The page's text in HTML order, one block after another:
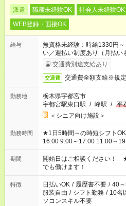
派遣 職種未経験OK 社会人未経験OK
WEB登録・面接OK
給与
無資格未経験：時給1330
い／週払い制度あり（月払い
完了次第のお支払いとなりま
交通費別途支給あり
交通費 交通費全額支給※規
勤務地
栃木県宇都宮市
宇都宮駅東口駅 / 峰駅 / 平
＜シニア向け施設＞
勤務時間
★1日5時間～の時短シフトOK ★スタート時間選べます！ 7:00～
16:00 9:00～17:00 11:00～19:00 な
場合、他のお仕事と合わせ
ん ※法令に基づき、週20時
となります ※労働者派遣法（
短時間・短期間の就業はご案
期間
開始日はご相談ください
でも働けます！
特徴 日払いOK / 履歴書不要 / 40
服装自由 / シフト勤務 / 10名
ソコンスキル不要